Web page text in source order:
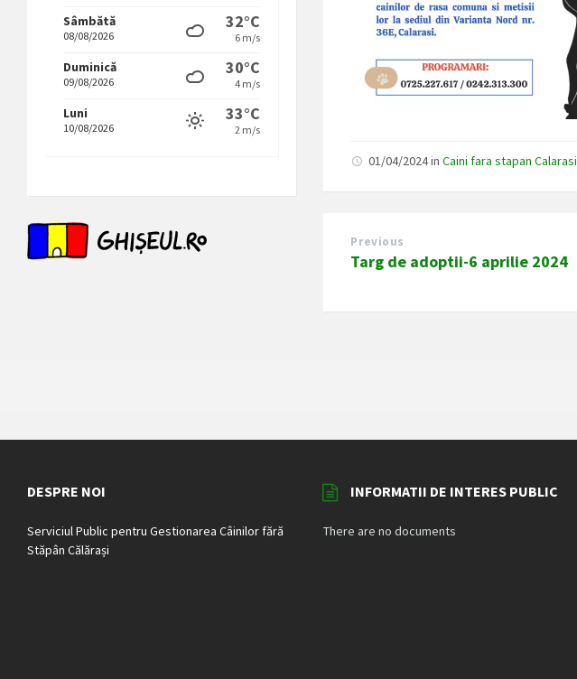
01/04/2024inCaini fara stapan Calarasi
Previous
Targ de adoptii-6 aprilie 2024
Sâmbătă
08/08/2026
32°C
6 m/s
Duminică
09/08/2026
30°C
4 m/s
Luni
10/08/2026
33°C
2 m/s
DESPRE NOI
Serviciul Public pentru Gestionarea Câinilor fără
Stăpân Călărași
INFORMATII DE INTERES PUBLIC
There are no documents